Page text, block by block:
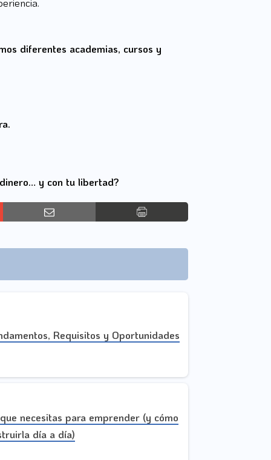
diferentes academias, cursos y
y con tu libertad?
Requisitos y Oportunidades
necesitas para emprender (y cómo
día a día)